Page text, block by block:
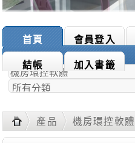
首頁 會員登入
結帳 加入書籤
商品搜尋：
產品
機房環控軟體